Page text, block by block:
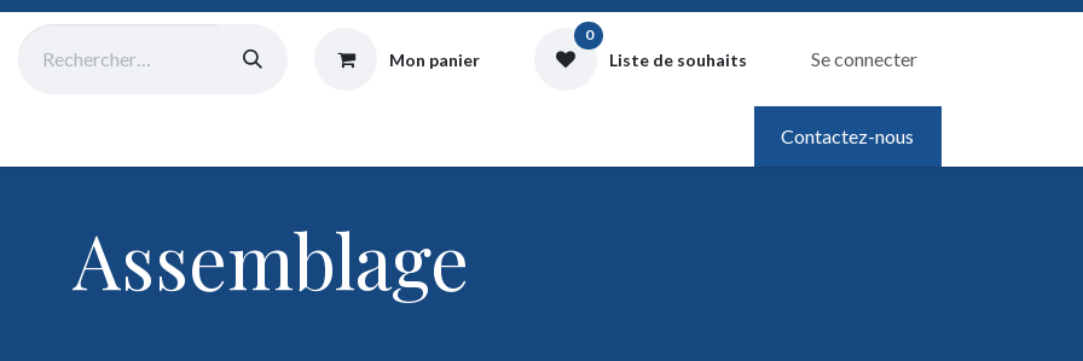
Mon panier
0
Liste de souhaits Se connecter
Contactez-nous
Assemblage